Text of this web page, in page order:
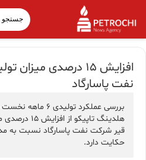
افزایش 15 درصدی
نفت پاسارگاد
هلدینگ
حکایت دارد.